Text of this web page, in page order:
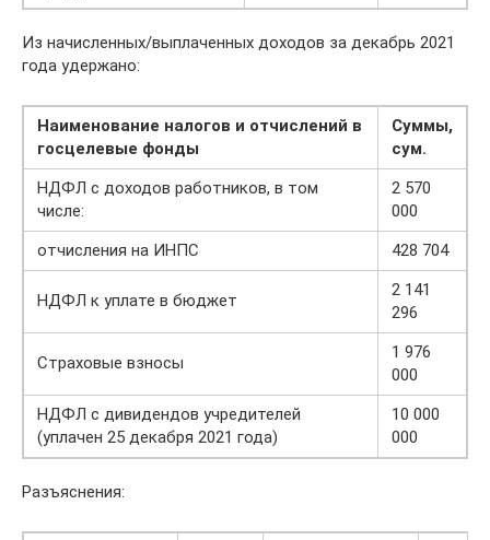
Из начисленных/выплаченных доходов за декабрь 2021
года удержано:
Наименование налогов и отчислений в
госцелевые фонды
Суммы,
сум.
НДФЛ с доходов работников, в том
числе:
2 570
000
отчисления на ИНПС
428 704
НДФЛ к уплате в бюджет
2 141
296
Страховые взносы
1 976
000
НДФЛ с дивидендов учредителей
(уплачен 25 декабря 2021 года)
10 000
000
Разъяснения: